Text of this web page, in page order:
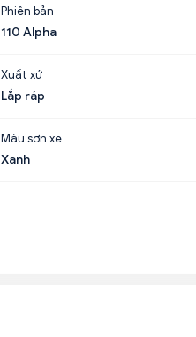
Phiên bản
110 Alpha
Xuất xứ
Lắp ráp
Màu sơn xe
Xanh